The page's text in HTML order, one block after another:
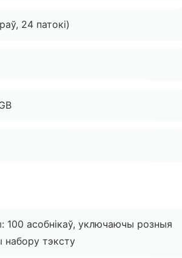
24 патокі)
асобнікаў, уключаючы розныя
тэксту